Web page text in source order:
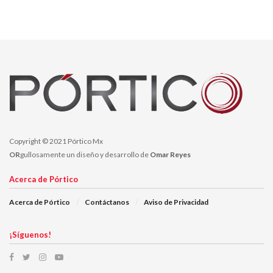
Copyright © 2021 Pórtico Mx
ORgullosamente un diseño y desarrollo de Omar Reyes
Acerca de Pórtico
Acerca de Pórtico Contáctanos Aviso de Privacidad
¡Síguenos!